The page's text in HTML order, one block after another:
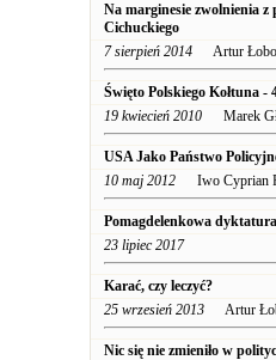
Na marginesie zwolnienia
Cichuckiego
7 sierpień 2014 Artur
Święto Polskiego Kołtuna -
19 kwiecień 2010 Marek
USA Jako Państwo
10 maj 2012 Iwo Cyprian
Pomagdelenkowa
23 lipiec 2017
Karać, czy leczyć?
25 wrzesień 2013 Artur
Nic się nie zmieniło w